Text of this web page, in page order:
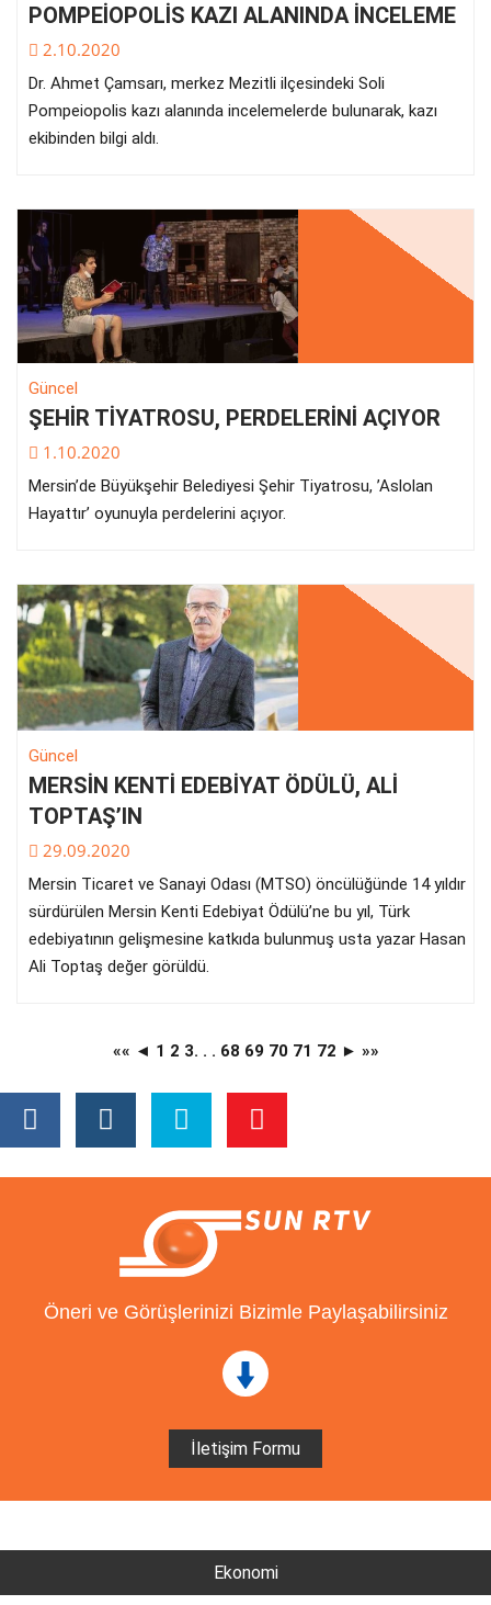
POMPEİOPOLİS KAZI ALANINDA İNCELEME
2.10.2020
Dr. Ahmet Çamsarı, merkez Mezitli ilçesindeki Soli
Pompeiopolis kazı alanında incelemelerde bulunarak, kazı
ekibinden bilgi aldı.
Güncel
ŞEHİR TİYATROSU, PERDELERİNİ AÇIYOR
1.10.2020
Mersin’de Büyükşehir Belediyesi Şehir Tiyatrosu, ’Aslolan
Hayattır’ oyunuyla perdelerini açıyor.
Güncel
MERSİN KENTİ EDEBİYAT ÖDÜLÜ, ALİ
TOPTAŞ’IN
29.09.2020
Mersin Ticaret ve Sanayi Odası (MTSO) öncülüğünde 14 yıldır
sürdürülen Mersin Kenti Edebiyat Ödülü’ne bu yıl, Türk
edebiyatının gelişmesine katkıda bulunmuş usta yazar Hasan
Ali Toptaş değer görüldü.
«« ◄ 1 2 3. . . 68 69 70 71 72 ► »»
Öneri ve Görüşlerinizi Bizimle Paylaşabilirsiniz
İletişim Formu
Ekonomi